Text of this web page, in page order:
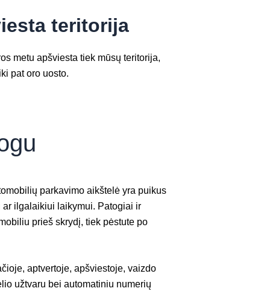
teritorija
metu apšviesta tiek mūsų teritorija,
pat oro uosto.
parkavimo aikštelė yra puikus
ilgalaikiui laikymui. Patogiai ir
prieš skrydį, tiek pėstute po
aptvertoje, apšviestoje, vaizdo
užtvaru bei automatiniu numerių